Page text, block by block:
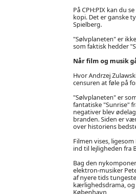
På CPH:PIX kan du
kopi. Det er ganske
Spielberg.
"Sølvplaneten" er
som faktisk hedder
Når film og musik
Hvor Andrzej
censuren at føle på
"Sølvplaneten" er
fantatiske "Sunrise"
negativer blev
branden. Siden er
over historiens
Filmen vises,
ind til lejligheden fra
Bag den
elektron-musiker
af nyere tids
kærlighedsdrama,
København